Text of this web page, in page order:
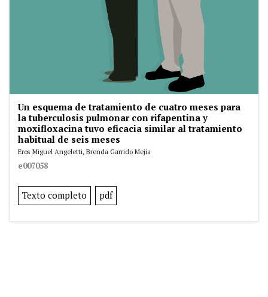
Un esquema de tratamiento de cuatro meses para
la tuberculosis pulmonar con rifapentina y
moxifloxacina tuvo eficacia similar al tratamiento
habitual de seis meses
Eros Miguel Angeletti, Brenda Garrido Mejia
e007058
Texto completo pdf